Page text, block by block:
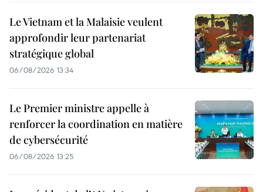
Le Vietnam et la Malaisie veulent
approfondir leur partenariat
stratégique global
06/08/2026 13:34
Le Premier ministre appelle à
renforcer la coordination en matière
de cybersécurité
06/08/2026 13:25